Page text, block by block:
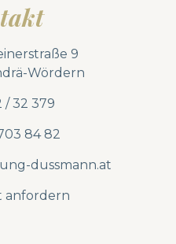
9
Wördern
/ 32 379
84 82
dussmann.at
anfordern